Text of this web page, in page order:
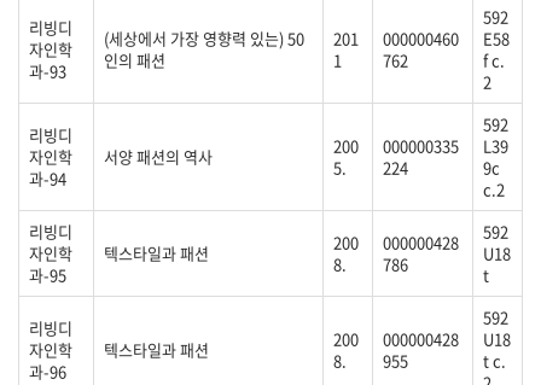
리빙디
자인학
과-93
(세상에서 가장 영향력 있는) 50
인의 패션
201
1
000000460
762
592
E58
f c.
2
리빙디
자인학
과-94
서양 패션의 역사
200
5.
000000335
224
592
L39
9c
c.2
리빙디
자인학
과-95
텍스타일과 패션
200
8.
000000428
786
592
U18
t
리빙디
자인학
과-96
텍스타일과 패션
200
8.
000000428
955
592
U18
t c.